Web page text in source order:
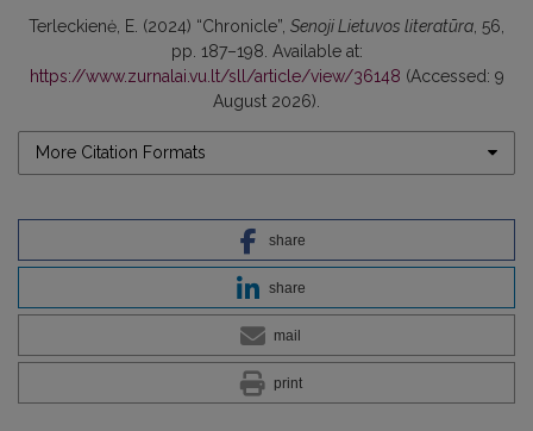
Terleckienė, E. (2024) “Chronicle”, Senoji Lietuvos literatūra , 56,
pp. 187–198. Available at:
https://www.zurnalai.vu.lt/sll/article/view/36148 (Accessed: 9
August 2026).
More Citation Formats
share
share
mail
print